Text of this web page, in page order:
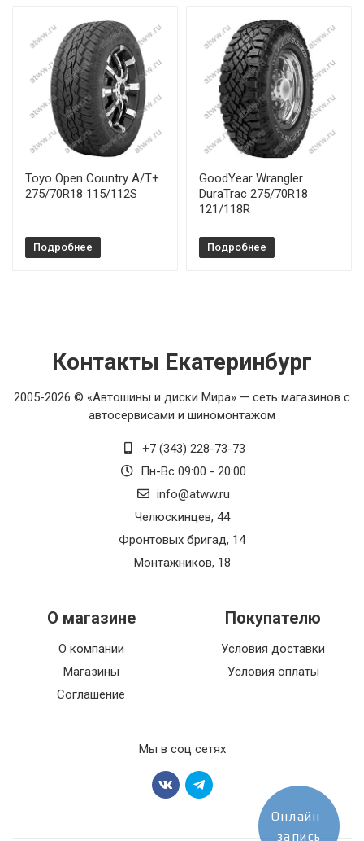
Toyo Open Country A/T+
275/70R18 115/112S
Подробнее
GoodYear Wrangler
DuraTrac 275/70R18
121/118R
Подробнее
Контакты Екатеринбург
2005-2026 © «Автошины и диски Мира» — сеть магазинов с
автосервисами и шиномонтажом
+7 (343) 228-73-73
Пн-Вс 09:00 - 20:00
info@atww.ru
Челюскинцев, 44
Фронтовых бригад, 14
Монтажников, 18
О магазине
О компании
Магазины
Соглашение
Покупателю
Условия доставки
Условия оплаты
Мы в соц сетях
Онлайн-
запись